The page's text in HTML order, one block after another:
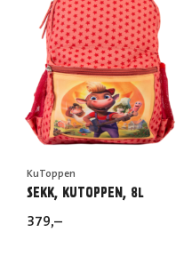
KuToppen
SEKK, KUTOPPEN, 8L
379,–